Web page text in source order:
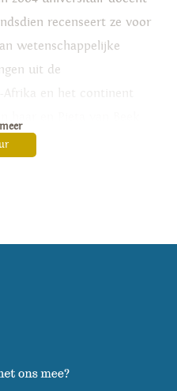
recenseert ze voor
wetenschappelijke
uit de
South African